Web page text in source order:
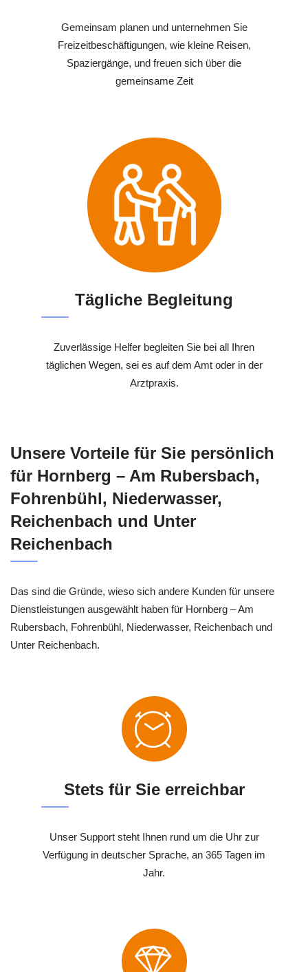
Gemeinsam planen und unternehmen Sie
Freizeitbeschäftigungen, wie kleine Reisen,
Spaziergänge, und freuen sich über die
gemeinsame Zeit
Tägliche Begleitung
Zuverlässige Helfer begleiten Sie bei all Ihren
täglichen Wegen, sei es auf dem Amt oder in der
Arztpraxis.
Unsere Vorteile für Sie persönlich
für Hornberg – Am Rubersbach,
Fohrenbühl, Niederwasser,
Reichenbach und Unter
Reichenbach
Das sind die Gründe, wieso sich andere Kunden für unsere
Dienstleistungen ausgewählt haben für Hornberg – Am
Rubersbach, Fohrenbühl, Niederwasser, Reichenbach und
Unter Reichenbach.
Stets für Sie erreichbar
Unser Support steht Ihnen rund um die Uhr zur
Verfügung in deutscher Sprache, an 365 Tagen im
Jahr.